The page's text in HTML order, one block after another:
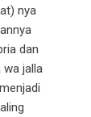
nya
dan
wa jalla